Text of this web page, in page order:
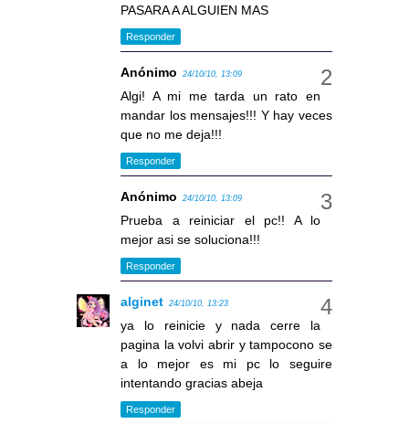
PASARA A ALGUIEN MAS
Responder
Anónimo 24/10/10, 13:09
Algi! A mi me tarda un rato en
mandar los mensajes!!! Y hay veces
que no me deja!!!
Responder
Anónimo 24/10/10, 13:09
Prueba a reiniciar el pc!! A lo
mejor asi se soluciona!!!
Responder
alginet 24/10/10, 13:23
ya lo reinicie y nada cerre la
pagina la volvi abrir y tampocono se
a lo mejor es mi pc lo seguire
intentando gracias abeja
Responder